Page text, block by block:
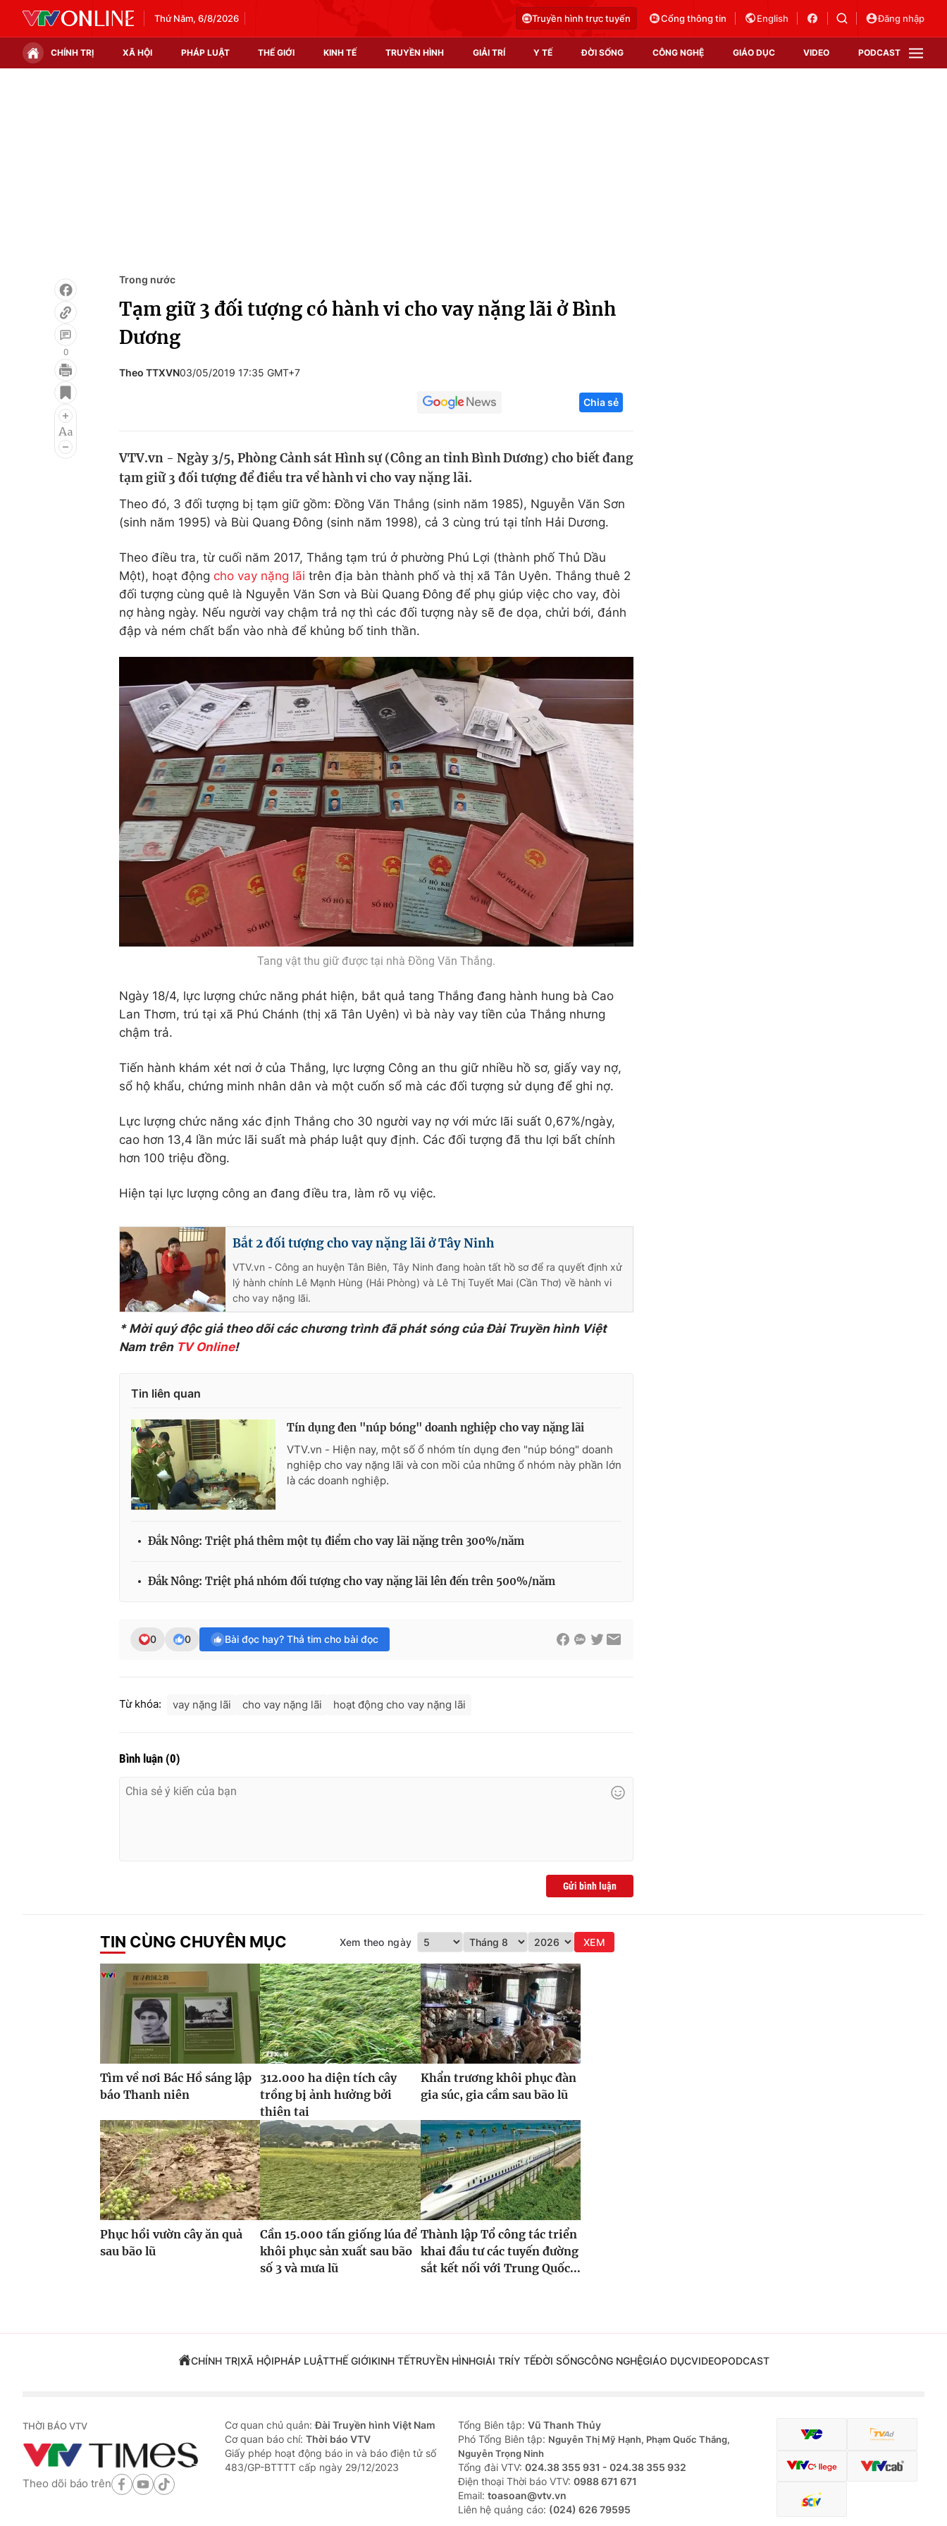
Thứ Năm, 6/8/2026 Truyền hình trực tuyến Cổng thông tin English Đăng nhập
CHÍNH TRỊ XÃ HỘI PHÁP LUẬT THẾ GIỚI KINH TẾ TRUYỀN HÌNH GIẢI TRÍ Y TẾ ĐỜI SỐNG CÔNG NGHỆ GIÁO DỤC VIDEO PODCAST
Infographic
Điện ảnh
Âm nhạc
Chất lượng cuộc sống
Tuyển sinh
Hitech Công nghệ tương lai
Thị trường
0
Trong nước
Tạm giữ 3 đối tượng có hành vi cho vay nặng lãi ở Bình
Dương
Theo TTXVN03/05/2019 17:35 GMT+7
Chia sẻ
VTV.vn - Ngày 3/5, Phòng Cảnh sát Hình sự (Công an tỉnh Bình Dương) cho biết đang
tạm giữ 3 đối tượng để điều tra về hành vi cho vay nặng lãi.
Theo đó, 3 đối tượng bị tạm giữ gồm: Đồng Văn Thắng (sinh năm 1985), Nguyễn Văn Sơn
(sinh năm 1995) và Bùi Quang Đông (sinh năm 1998), cả 3 cùng trú tại tỉnh Hải Dương.
Theo điều tra, từ cuối năm 2017, Thắng tạm trú ở phường Phú Lợi (thành phố Thủ Dầu
Một), hoạt động cho vay nặng lãi trên địa bàn thành phố và thị xã Tân Uyên. Thắng thuê 2
đối tượng cùng quê là Nguyễn Văn Sơn và Bùi Quang Đông để phụ giúp việc cho vay, đòi
nợ hàng ngày. Nếu người vay chậm trả nợ thì các đối tượng này sẽ đe dọa, chửi bới, đánh
đập và ném chất bẩn vào nhà để khủng bố tinh thần.
Tang vật thu giữ được tại nhà Đồng Văn Thắng.
Ngày 18/4, lực lượng chức năng phát hiện, bắt quả tang Thắng đang hành hung bà Cao
Lan Thơm, trú tại xã Phú Chánh (thị xã Tân Uyên) vì bà này vay tiền của Thắng nhưng
chậm trả.
Tiến hành khám xét nơi ở của Thắng, lực lượng Công an thu giữ nhiều hồ sơ, giấy vay nợ,
sổ hộ khẩu, chứng minh nhân dân và một cuốn sổ mà các đối tượng sử dụng để ghi nợ.
Lực lượng chức năng xác định Thắng cho 30 người vay nợ với mức lãi suất 0,67%/ngày,
cao hơn 13,4 lần mức lãi suất mà pháp luật quy định. Các đối tượng đã thu lợi bất chính
hơn 100 triệu đồng.
Hiện tại lực lượng công an đang điều tra, làm rõ vụ việc.
Bắt 2 đối tượng cho vay nặng lãi ở Tây Ninh
VTV.vn - Công an huyện Tân Biên, Tây Ninh đang hoàn tất hồ sơ để ra quyết định xử
lý hành chính Lê Mạnh Hùng (Hải Phòng) và Lê Thị Tuyết Mai (Cần Thơ) về hành vi
cho vay nặng lãi.
* Mời quý độc giả theo dõi các chương trình đã phát sóng của Đài Truyền hình Việt
Nam trên TV Online!
Tin liên quan
Tín dụng đen "núp bóng" doanh nghiệp cho vay nặng lãi
VTV.vn - Hiện nay, một số ổ nhóm tín dụng đen "núp bóng" doanh
nghiệp cho vay nặng lãi và con mồi của những ổ nhóm này phần lớn
là các doanh nghiệp.
Đắk Nông: Triệt phá thêm một tụ điểm cho vay lãi nặng trên 300%/năm
Đắk Nông: Triệt phá nhóm đối tượng cho vay nặng lãi lên đến trên 500%/năm
0 0 Bài đọc hay? Thả tim cho bài đọc
Từ khóa: vay nặng lãi cho vay nặng lãi hoạt động cho vay nặng lãi
Bình luận (0)
Gửi bình luận
TIN CÙNG CHUYÊN MỤC Xem theo ngày XEM
Tìm về nơi Bác Hồ sáng lập
báo Thanh niên
312.000 ha diện tích cây
trồng bị ảnh hưởng bởi
thiên tai
Khẩn trương khôi phục đàn
gia súc, gia cầm sau bão lũ
Phục hồi vườn cây ăn quả
sau bão lũ
Cần 15.000 tấn giống lúa để
khôi phục sản xuất sau bão
số 3 và mưa lũ
Thành lập Tổ công tác triển
khai đầu tư các tuyến đường
sắt kết nối với Trung Quốc...
CHÍNH TRỊXÃ HỘIPHÁP LUẬTTHẾ GIỚIKINH TẾTRUYỀN HÌNHGIẢI TRÍY TẾĐỜI SỐNGCÔNG NGHỆGIÁO DỤCVIDEOPODCAST
THỜI BÁO VTV
Theo dõi báo trên
Cơ quan chủ quản:Đài Truyền hình Việt Nam
Cơ quan báo chí: Thời báo VTV
Giấy phép hoạt động báo in và báo điện tử số
483/GP-BTTTT cấp ngày 29/12/2023
Tổng Biên tập: Vũ Thanh Thủy
Phó Tổng Biên tập: Nguyễn Thị Mỹ Hạnh, Phạm Quốc Thắng,
Nguyễn Trọng Ninh
Tổng đài VTV: 024.38 355 931 - 024.38 355 932
Ðiện thoại Thời báo VTV: 0988 671 671
Email: toasoan@vtv.vn
Liên hệ quảng cáo: (024) 626 79595